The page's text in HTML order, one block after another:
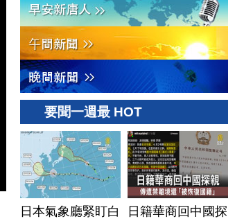
要聞一週最 HOT
日本氣象廳緊盯白
日籍華商回中國探